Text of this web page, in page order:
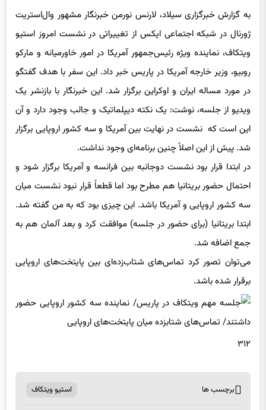
به گزارش خبرگزاری سیلاد، لارنس نورمن خبرنگار مشهور وال‌استریت
ژورنال در شبکه اجتماعی ایکس از تغییراتی در نشست امروز استیو
ویتکاف، نماینده ویژه رئیس‌جمهور آمریکا در امور خاورمیانه و مارکو
روبیو، وزیر خارجه آمریکا در پاریس خبر داد. این سفر با هدف گفتگو
در مورد مساله ایران و اوکراین برگزار شد. این خبرنگار با بازنشر یک
ویدیو از جلسه، نوشت: یک نکته‌ دیپلماتیک و جالب وجود دارد و آن
این است که نشست در نهایت بین آمریکا و سه کشور اروپایی برگزار
شد. پیش از این اصلاً چنین برنامه‌ای وجود نداشت.
در ابتدا قرار بود نشست دوجانبه بین فرانسه و آمریکا برگزار شود و
احتمال حضور بریتانیا هم مطرح بود اما قطعاً قرار نبود نشست میان
سه کشور اروپایی و آمریکا باشد. این چیزی بود که به من گفته شد.
ابتدا بریتانیا (برای حضور در جلسه) موافقت کرد و بعد آلمان هم به
جمع اضافه شد.
می‌توان تصور کرد تماس‌های شتاب‌زده‌ای بین پایتخت‌های اروپایی
برقرار شده باشد.
۳۱۲
برچسب ها استیو ویتکاف